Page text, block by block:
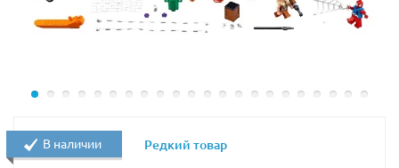
В наличии Редкий товар